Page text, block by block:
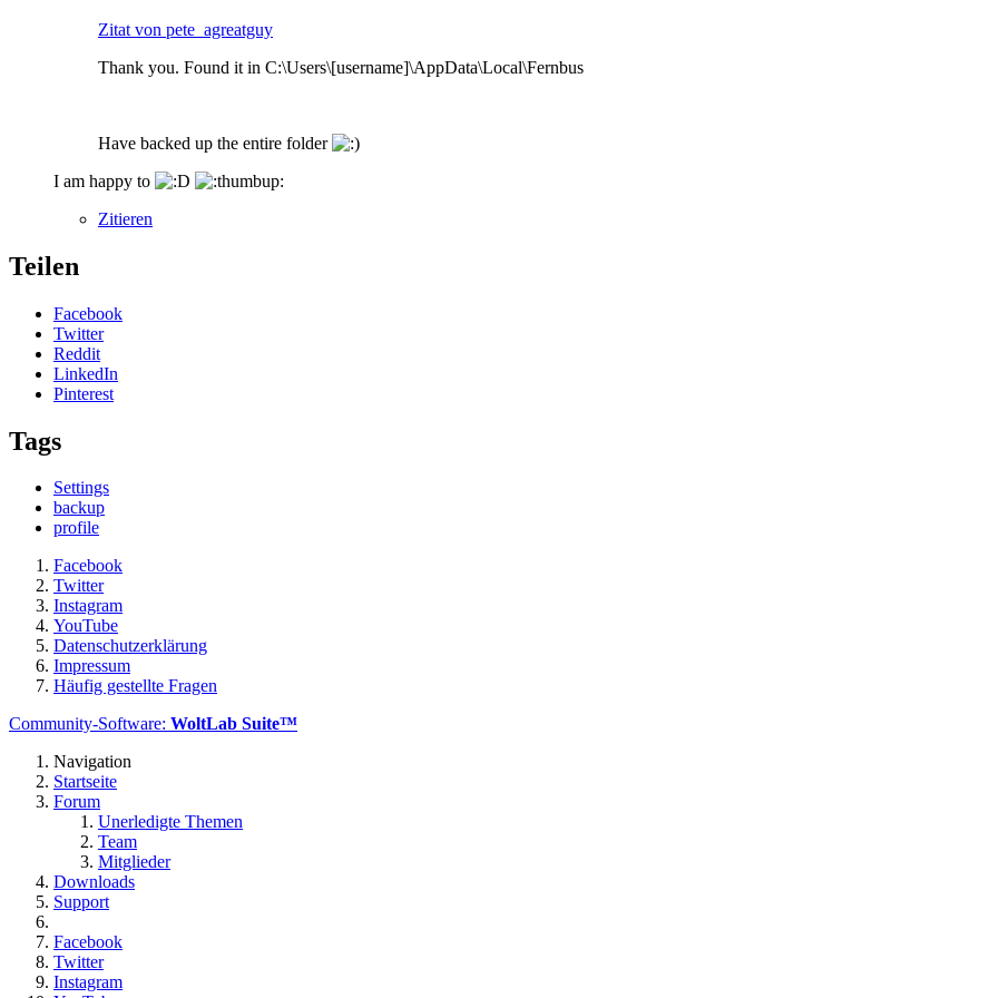
Zitat von pete_agreatguy
Thank you. Found it in C:\Users\[username]\AppData\Local\Fernbus
Have backed up the entire folder
I am happy to
Zitieren
Teilen
Facebook
Twitter
Reddit
LinkedIn
Pinterest
Tags
Settings
backup
profile
Facebook
Twitter
Instagram
YouTube
Datenschutzerklärung
Impressum
Häufig gestellte Fragen
Community-Software: WoltLab Suite™
Navigation
Startseite
Forum
Unerledigte Themen
Team
Mitglieder
Downloads
Support
Facebook
Twitter
Instagram